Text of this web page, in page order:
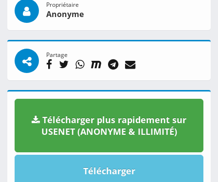
Propriétaire
Anonyme
Partage
Télécharger plus rapidement sur
USENET (ANONYME & ILLIMITÉ)
Télécharger